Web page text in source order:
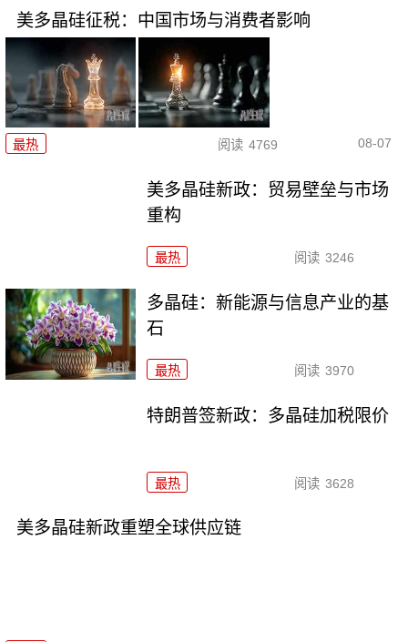
美多晶硅征税：中国市场与消费者影响
最热 阅读 4769 08-07
美多晶硅新政：贸易壁垒与市场
重构
最热 阅读 3246
多晶硅：新能源与信息产业的基
石
最热 阅读 3970
特朗普签新政：多晶硅加税限价
最热 阅读 3628
美多晶硅新政重塑全球供应链